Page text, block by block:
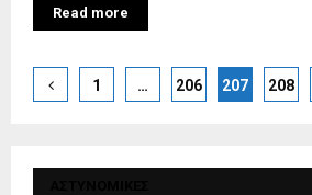
Read more
Posts
1 … 206 207 208